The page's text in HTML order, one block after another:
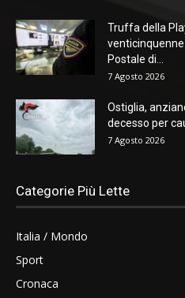
Truffa della
Postale di...
7 Agosto 2026
Ostiglia,
decesso per
7 Agosto 2026
Categorie Più Lette
Italia / Mondo
Sport
Cronaca